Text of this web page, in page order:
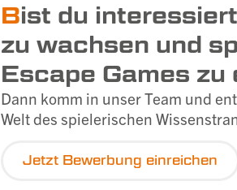
Bist du
zu wachsen und
Escape Games
Dann komm in unser Team und
Welt des spielerischen
Jetzt Bewerbung einreichen